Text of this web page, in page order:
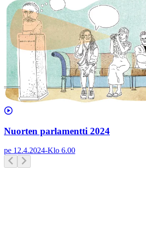
Nuorten parlamentti 2024
pe 12.4.2024-Klo 6.00